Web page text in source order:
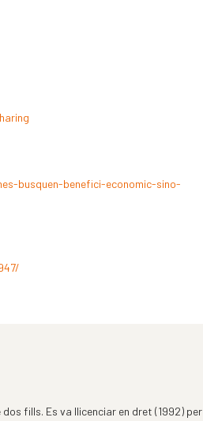
busquen-benefici-economic-sino-
fills. Es va llicenciar en dret (1992) per